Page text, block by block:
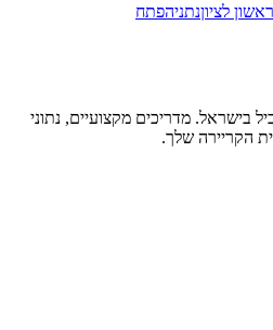
ראשון לציוןנתניהפתח
בישראל. מדריכים מקצועיים, נתוני
הקריירה שלך.